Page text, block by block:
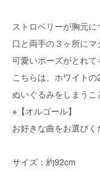
ストロベリーが胸元
口と両手の３ヶ所に
可愛いポーズがとれて
こちらは、ホワイト
ぬいぐるみをしまうこ
※【オルゴール】
お好きな曲をお選びく
サイズ：約92cm